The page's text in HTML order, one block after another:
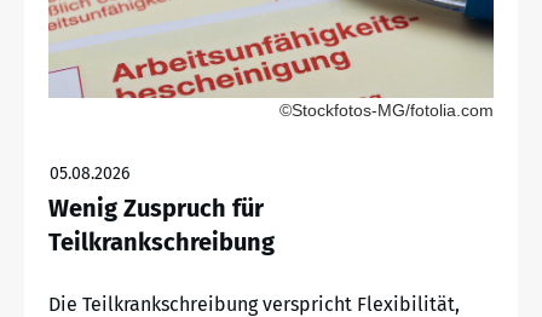
©Stockfotos-MG/fotolia.com
05.08.2026
Wenig Zuspruch für
Teilkrankschreibung
Die Teilkrankschreibung verspricht Flexibilität,